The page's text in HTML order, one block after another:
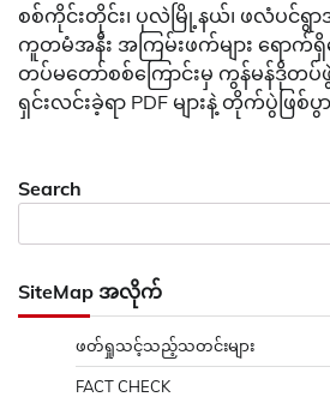
စစ်ကိုင်းတိုင်း၊ ပုလဲမြို့နယ်၊ ဖလံပင်ရွာ
ကူတမံအနီး အကြမ်းဖက်များ ရောက်
တပ်မတော်စစ်ကြောင်းမှ ကွန်မန်ဒိုတပ်
ရှင်းလင်းခဲ့ရာ PDF များနဲ့ တိုက်ပွဲဖြစ်ပွာ
Search
SiteMap အလိုက်
ဖတ်ရှုသင့်သည့်သတင်းများ
FACT CHECK